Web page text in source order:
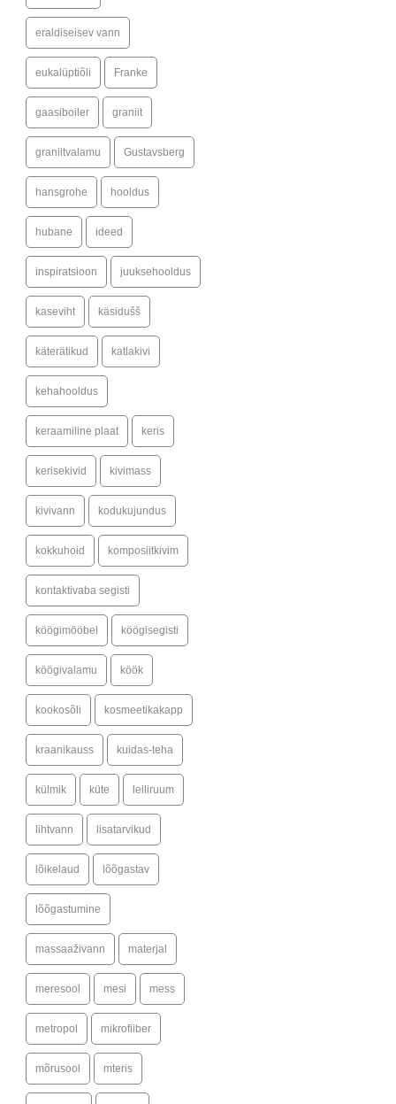
eraldiseisev vann
eukalüptiõli Franke
gaasiboiler graniit
graniitvalamu Gustavsberg
hansgrohe hooldus
hubane ideed
inspiratsioon juuksehooldus
kaseviht käsidušš
käterätikud katlakivi
kehahooldus
keraamiline plaat keris
kerisekivid kivimass
kivivann kodukujundus
kokkuhoid komposiitkivim
kontaktivaba segisti
köögimööbel köögisegisti
köögivalamu köök
kookosõli kosmeetikakapp
kraanikauss kuidas-teha
külmik küte leiliruum
lihtvann lisatarvikud
lõikelaud lõõgastav
lõõgastumine
massaaživann materjal
meresool mesi mess
metropol mikrofiiber
mõrusool mteris